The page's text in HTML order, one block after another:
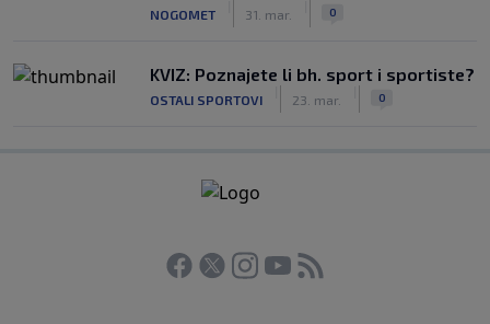
NOGOMET 31. mar. 0
KVIZ: Poznajete li bh. sport i sportiste?
OSTALI SPORTOVI 23. mar. 0